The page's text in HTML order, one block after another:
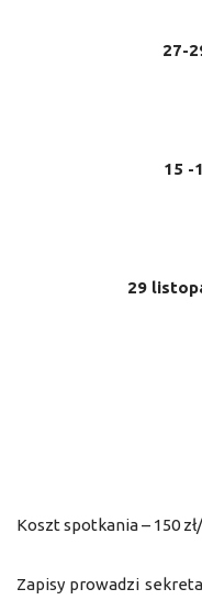
27-
15 -
29
Koszt spotkania – 150
Zapisy prowadzi